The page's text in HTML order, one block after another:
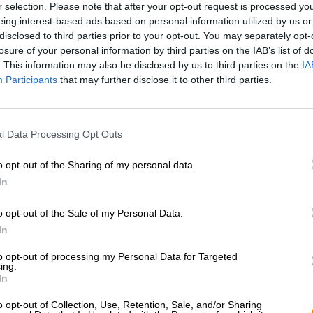
selection. Please note that after your opt-out request is processed
interest-based ads based on personal information utilized by us
to third parties prior to your opt-out. You may separately
of your personal information by third parties on the IAB’s list of
This information may also be disclosed by us to third parties on the
Participants that may further disclose it to other third parties.
Data Processing Opt Outs
opt-out of the Sharing of my personal data.
opt-out of the Sale of my Personal Data.
opt-out of processing my Personal Data for Targeted
opt-out of Collection, Use, Retention, Sale, and/or Sharing
* I prezzi sono comprensivi di IVA. PiùNavigazionepiù
* I prezzi sono comprensivi di accisa
Descrizione Informazioni Recensioni(2)
Questa specialità di birra proviene dalla Riedenburger
Dolden Sud è una IPA chiamata affettuosamente dai
L’IPA nasce da una vera emergenza: agli inglesi nelle
lontananza mancavano sia gli utensili per la
quindi volevano trasportare la birra dalla buona
progetto ha sollevato difficoltà del tutto nuove, perché
un viaggio così lungo e faticoso. Per aumentarne la
una porzione extra di luppolo e un po’ più di alcol. Il
forza tradizionale sul posto. Una volta assaggiata,
la birra aveva un sapore molto migliore non diluita
La Dolden Sud IPA della Riedenburger Brauhaus è
la miscela delicatamente equilibrata di amarezza del
L’IPA scorre nel bicchiere in una tonalità dorata